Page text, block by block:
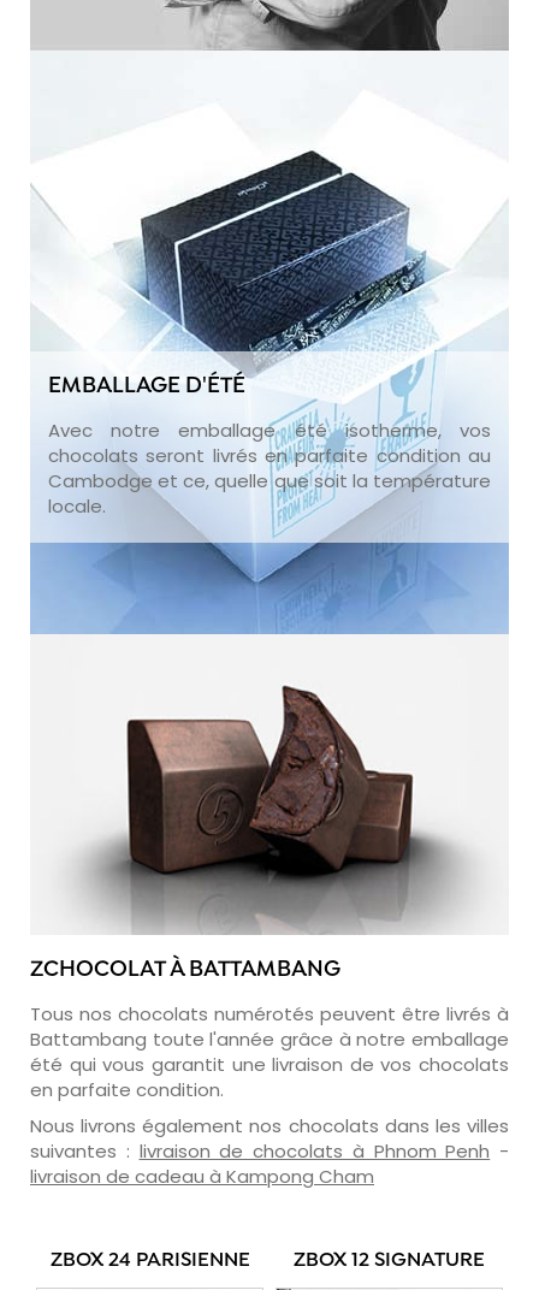
EMBALLAGE D'ÉTÉ
Avec notre emballage été isotherme, vos
chocolats seront livrés en parfaite condition au
Cambodge et ce, quelle que soit la température
locale.
ZCHOCOLAT À BATTAMBANG
Tous nos chocolats numérotés peuvent être livrés à
Battambang toute l'année grâce à notre emballage
été qui vous garantit une livraison de vos chocolats
en parfaite condition.
Nous livrons également nos chocolats dans les villes
suivantes : livraison de chocolats à Phnom Penh -
livraison de cadeau à Kampong Cham
ZBOX 24 PARISIENNE ZBOX 12 SIGNATURE